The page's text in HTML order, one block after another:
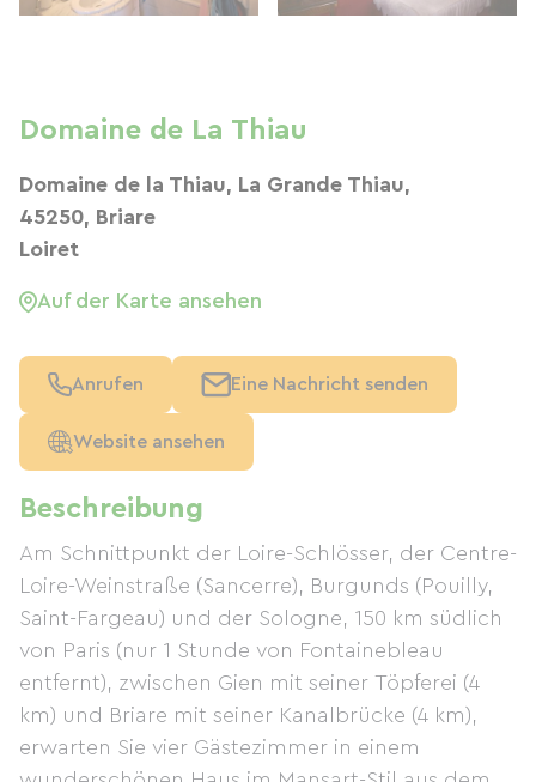
Beschreibung
Am Schnittpunkt der Loire-Schlösser, der Centre-
Loire-Weinstraße (Sancerre), Burgunds (Pouilly,
Saint-Fargeau) und der Sologne, 150 km südlich
von Paris (nur 1 Stunde von Fontainebleau
entfernt), zwischen Gien mit seiner Töpferei (4
km) und Briare mit seiner Kanalbrücke (4 km),
erwarten Sie vier Gästezimmer in einem
Domaine de La Thiau
Domaine de la Thiau, La Grande Thiau,
45250, Briare
Loiret
Auf der Karte ansehen
Anrufen Eine Nachricht senden
Website ansehen